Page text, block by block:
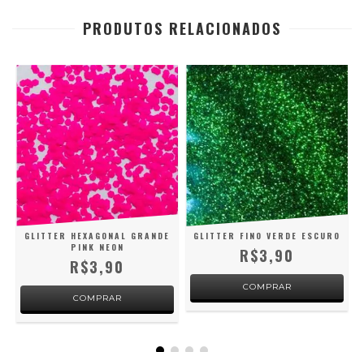
PRODUTOS RELACIONADOS
GLITTER HEXAGONAL GRANDE
PINK NEON
R$3,90
GLITTER FINO VERDE ESCURO
R$3,90